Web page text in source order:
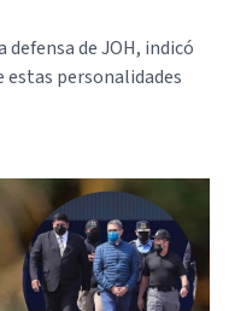
de JOH, indicó
estas personalidades